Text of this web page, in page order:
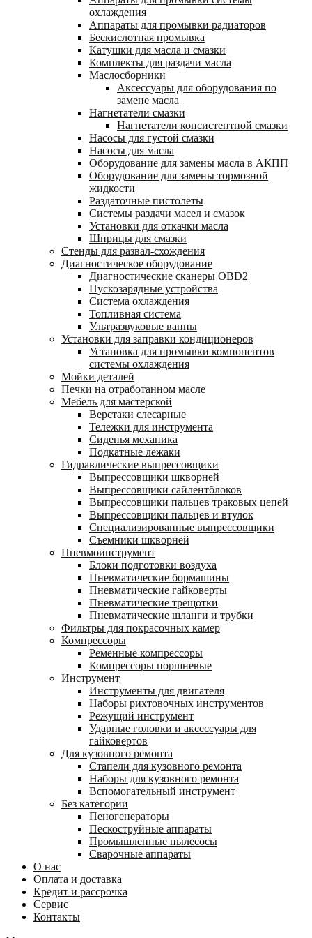
охлаждения
Аппараты для промывки радиаторов
Бескислотная промывка
Катушки для масла и смазки
Комплекты для раздачи масла
Маслосборники
Аксессуары для оборудования по
замене масла
Нагнетатели смазки
Нагнетатели консистентной смазки
Насосы для густой смазки
Насосы для масла
Оборудование для замены масла в АКПП
Оборудование для замены тормозной
жидкости
Раздаточные пистолеты
Системы раздачи масел и смазок
Установки для откачки масла
Шприцы для смазки
Стенды для развал-схождения
Диагностическое оборудование
Диагностические сканеры OBD2
Пускозарядные устройства
Система охлаждения
Топливная система
Ультразвуковые ванны
Установки для заправки кондиционеров
Установка для промывки компонентов
системы охлаждения
Мойки деталей
Печки на отработанном масле
Мебель для мастерской
Верстаки слесарные
Тележки для инструмента
Сиденья механика
Подкатные лежаки
Гидравлические выпрессовщики
Выпрессовщики шкворней
Выпрессовщики сайлентблоков
Выпрессовщики пальцев траковых цепей
Выпрессовщики пальцев и втулок
Специализированные выпрессовщики
Cъемники шкворней
Пневмоинструмент
Блоки подготовки воздуха
Пневматические бормашины
Пневматические гайковерты
Пневматические трещотки
Пневматические шланги и трубки
Фильтры для покрасочных камер
Компрессоры
Ременные компрессоры
Компрессоры поршневые
Инструмент
Инструменты для двигателя
Наборы рихтовочных инструментов
Режущий инструмент
Ударные головки и аксессуары для
гайковертов
Для кузовного ремонта
Стапели для кузовного ремонта
Наборы для кузовного ремонта
Вспомогательный инструмент
Без категории
Пеногенераторы
Пескоструйные аппараты
Промышленные пылесосы
Сварочные аппараты
О нас
Оплата и доставка
Кредит и рассрочка
Сервис
Контакты